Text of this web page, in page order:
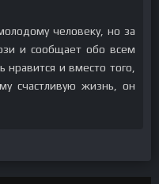
человеку, но за
и сообщает обо всем
нравится и вместо того,
счастливую жизнь, он